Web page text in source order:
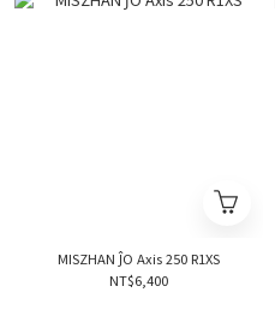
MISZHAN ĴO Axis 250 R1XS
NT$6,400